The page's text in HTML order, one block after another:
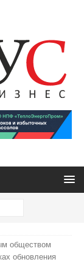
обществом
обновления